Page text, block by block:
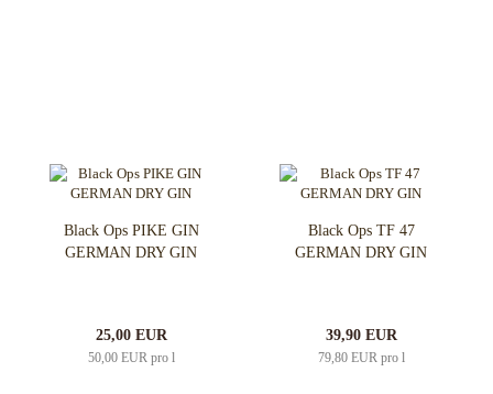
Black Ops PIKE GIN
GERMAN DRY GIN
25,00 EUR
50,00 EUR pro l
Black Ops TF 47
GERMAN DRY GIN
39,90 EUR
79,80 EUR pro l